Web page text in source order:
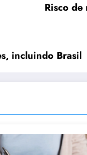
Risco de
incluindo Brasil